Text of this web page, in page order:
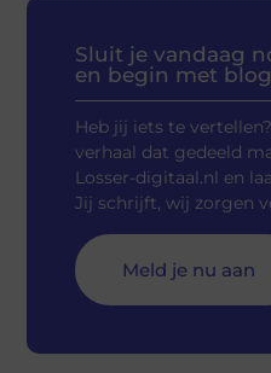
Sluit je vandaag
en begin met
Heb jij iets te
verhaal dat gedeeld
Losser-digitaal.nl en
Jij schrijft, wij zorgen
Meld je nu aan